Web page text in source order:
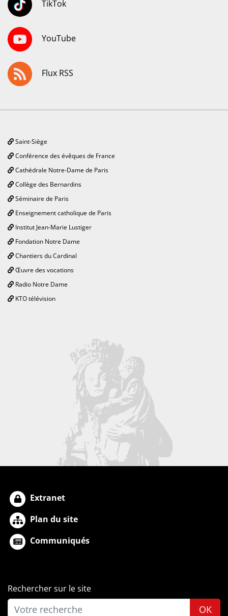
TikTok
YouTube
Flux RSS
Saint-Siège
Conférence des évêques de France
Cathédrale Notre-Dame de Paris
Collège des Bernardins
Séminaire de Paris
Enseignement catholique de Paris
Institut Jean-Marie Lustiger
Fondation Notre Dame
Chantiers du Cardinal
Œuvre des vocations
Radio Notre Dame
KTO télévision
Extranet
Plan du site
Communiqués
Rechercher sur le site
OK